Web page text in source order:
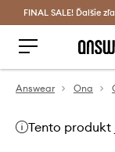
FINAL SALE! Ďalšie
Answear Ona
Tento produkt